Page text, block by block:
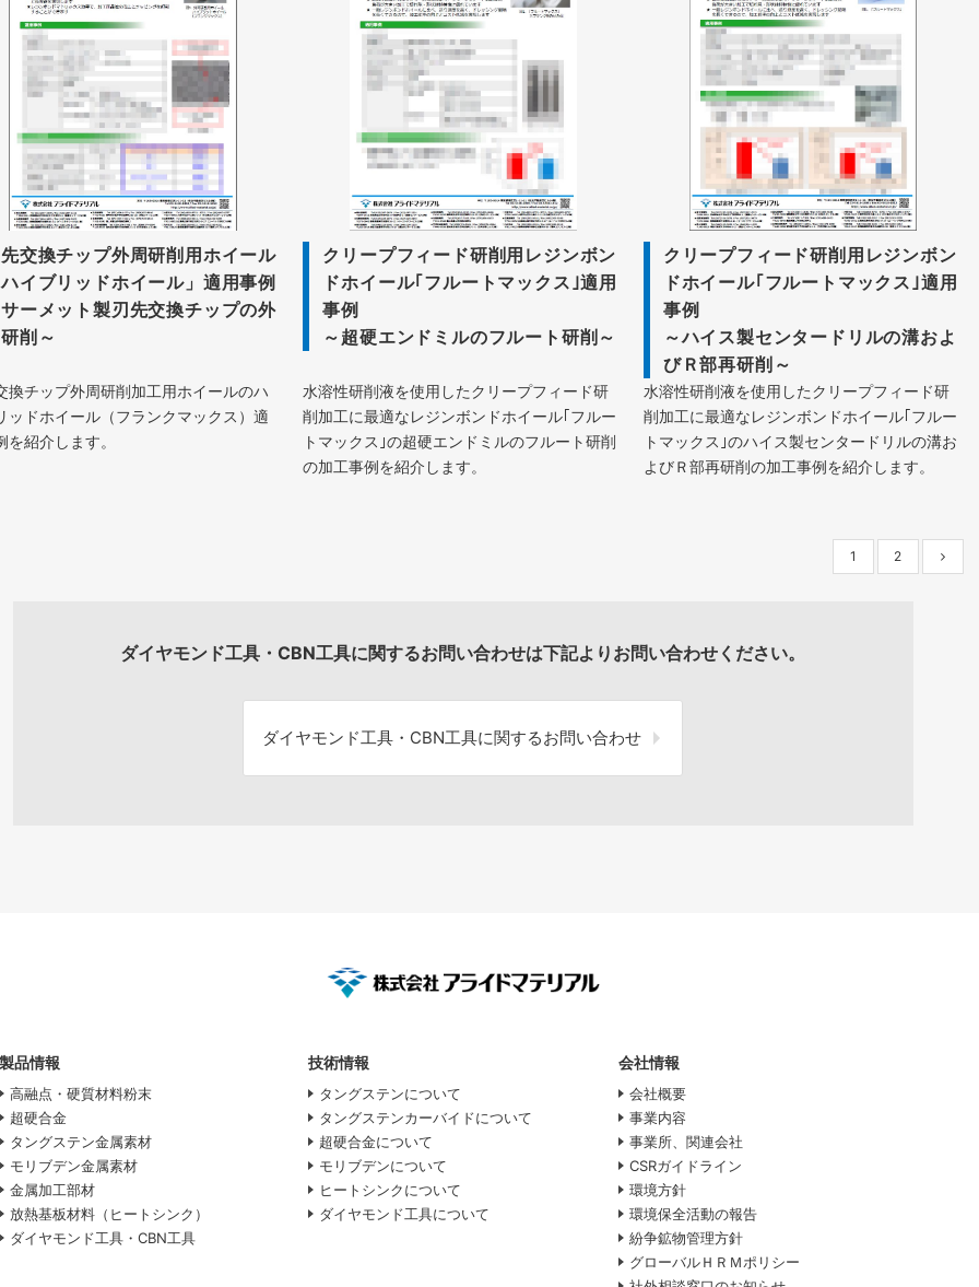
交換チップ外周研削用ホイール
イブリッドホイール」適用事例
ーメット製刃先交換チップの外
削～
換チップ外周研削加工用ホイールのハ
ッドホイール（フランクマックス）適
を紹介します。
クリープフィード研削用レジンボン
ドホイール｢フルートマックス｣適用
事例
～超硬エンドミルのフルート研削～
水溶性研削液を使用したクリープフィード研
削加工に最適なレジンボンドホイール｢フルー
トマックス｣の超硬エンドミルのフルート研削
の加工事例を紹介します。
クリープフィード研削用レジンボン
ドホイール｢フルートマックス｣適用
事例
～ハイス製センタードリルの溝およ
びＲ部再研削～
水溶性研削液を使用したクリープフィード研
削加工に最適なレジンボンドホイール｢フルー
トマックス｣のハイス製センタードリルの溝お
よびＲ部再研削の加工事例を紹介します。
1 2
ダイヤモンド工具・CBN工具に関するお問い合わせは下記よりお問い合わせください。
ダイヤモンド工具・ CBN工具に関するお問い合わせ
製品情報
高融点・硬質材料粉末
超硬合金
タングステン金属素材
モリブデン金属素材
金属加工部材
放熱基板材料（ヒートシンク）
ダイヤモンド工具・CBN工具
技術情報
タングステンについて
タングステンカーバイドについて
超硬合金について
モリブデンについて
ヒートシンクについて
ダイヤモンド工具について
会社情報
会社概要
事業内容
事業所、関連会社
CSRガイドライン
環境方針
環境保全活動の報告
紛争鉱物管理方針
グローバルＨＲＭポリシー